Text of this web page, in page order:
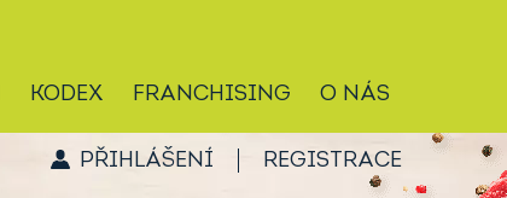
KODEX FRANCHISING O NÁS
PŘIHLÁŠENÍ REGISTRACE